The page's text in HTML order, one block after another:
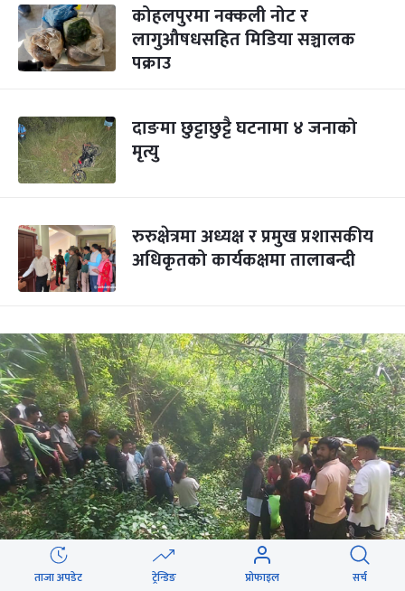
कोहलपुरमा नक्कली नोट र
लागुऔषधसहित मिडिया सञ्चालक
पक्राउ
दाङमा छुट्टाछुट्टै घटनामा ४ जनाको
मृत्यु
रुरुक्षेत्रमा अध्यक्ष र प्रमुख प्रशासकीय
अधिकृतको कार्यकक्षमा तालाबन्दी
ताजा अपडेट ट्रेन्डिङ प्रोफाइल सर्च